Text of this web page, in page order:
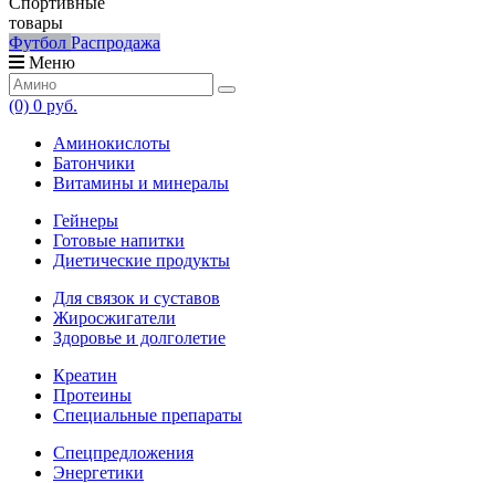
товары
Футбол Распродажа
Меню
(0) 0 руб.
Аминокислоты
Батончики
Витамины и минералы
Гейнеры
Готовые напитки
Диетические продукты
Для связок и суставов
Жиросжигатели
Здоровье и долголетие
Креатин
Протеины
Специальные препараты
Спецпредложения
Энергетики